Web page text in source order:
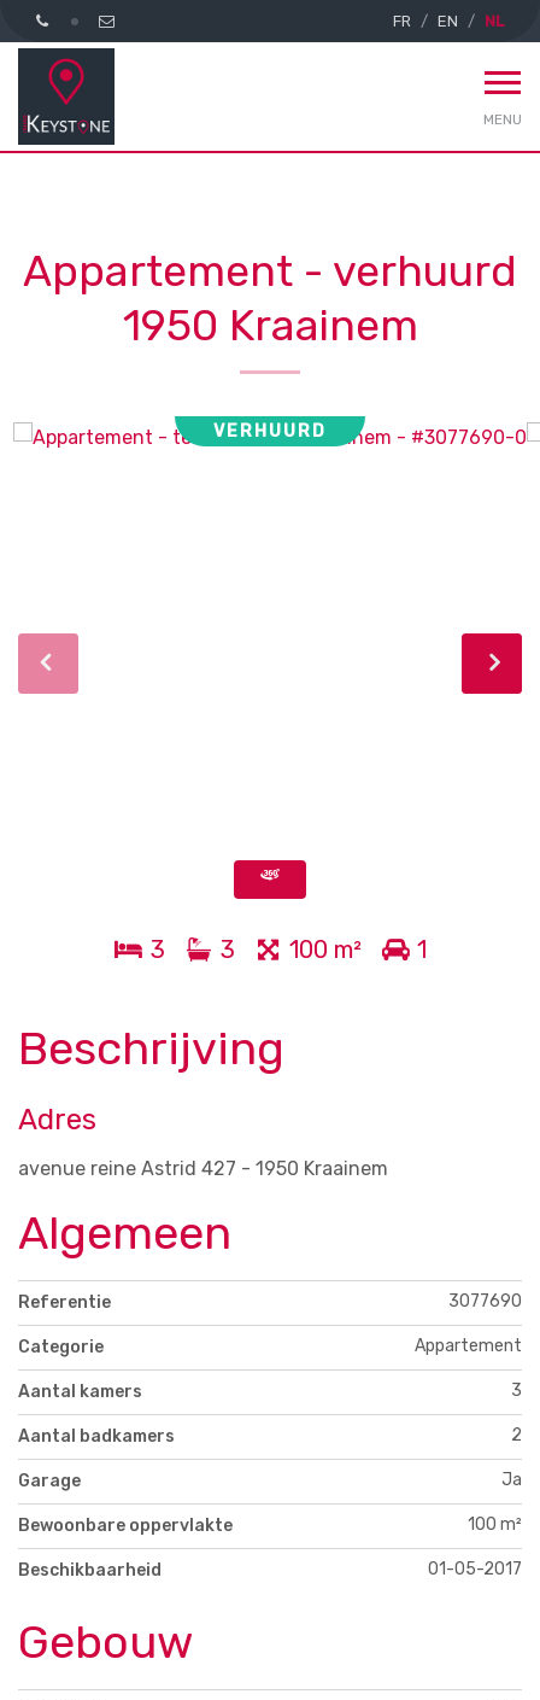
FR EN NL
MENU
Appartement - verhuurd
1950 Kraainem
VERHUURD
3 3 100 m² 1
Beschrijving
Adres
avenue reine Astrid 427 - 1950 Kraainem
Algemeen
Referentie 3077690
Categorie Appartement
Aantal kamers 3
Aantal badkamers 2
Garage Ja
Bewoonbare oppervlakte 100 m²
Beschikbaarheid 01-05-2017
Gebouw